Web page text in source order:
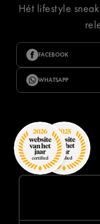
Hét lifestyle
FACEBOOK
WHATSAPP